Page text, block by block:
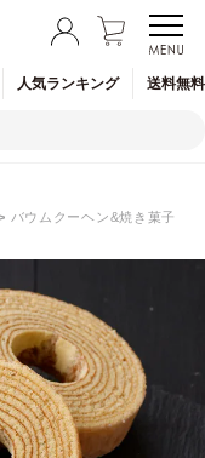
人気ランキング 送料無
バウムクーヘン&焼き菓子